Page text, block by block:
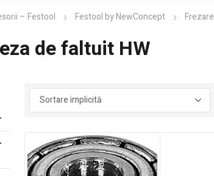
– Festool Festool by NewConcept Frezare
de faltuit HW